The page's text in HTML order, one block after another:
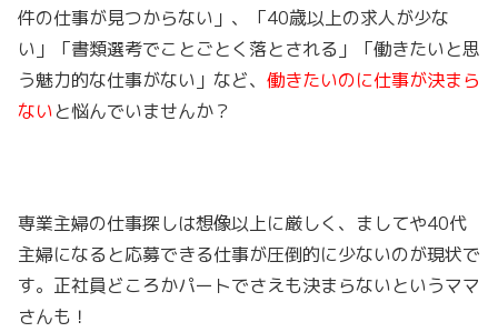
件の仕事が見つからない」、「40歳以上の求人が少な
い」「書類選考でことごとく落とされる」「働きたいと思
う魅力的な仕事がない」など、 働きたいのに仕事が決まら
ないと悩んでいませんか？
専業主婦の仕事探しは想像以上に厳しく、ましてや40代
主婦になると応募できる仕事が圧倒的に少ないのが現状で
す。正社員どころかパートでさえも決まらないというママ
さんも！